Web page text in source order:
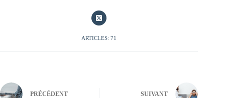
ARTICLES: 71
PRÉCÉDENT SUIVANT